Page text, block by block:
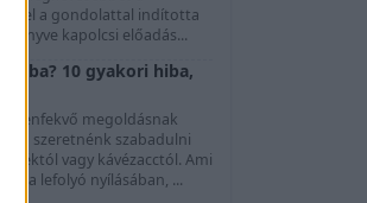
a gondolattal indította
kapolcsi előadás...
10 gyakori hiba,
megoldásnak
szeretnénk szabadulni
vagy kávézacctól. Ami
a lefolyó nyílásában, ...